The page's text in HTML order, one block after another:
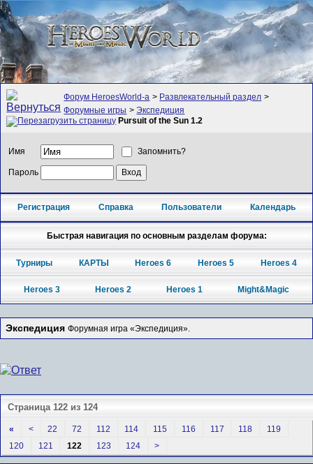
Форум HeroesWorld-а > Развлекательный раздел >
Форумные игры >Экспедиция
Pursuit of the Sun 1.2
Имя Запомнить?
Пароль
Регистрация Справка Пользователи Календарь
Быстрая навигация по основным разделам форума:
Турниры КАРТЫ Heroes 6 Heroes 5 Heroes 4
Heroes 3 Heroes 2 Heroes 1 Might&Magic
Экспедиция Форумная игра «Экспедиция».
Страница 122 из 124
« < 22 72 112 114 115 116 117 118
119
120
121 122 123 124 >